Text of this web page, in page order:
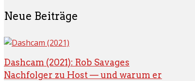
Neue Beiträge
Dashcam (2021): Rob Savages
Nachfolger zu Host — und warum er